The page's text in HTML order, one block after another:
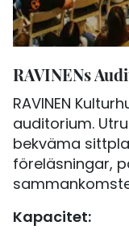
RAVINENs
RAVINEN
auditorium.
bekväma
föreläsningar,
Kapacitet: